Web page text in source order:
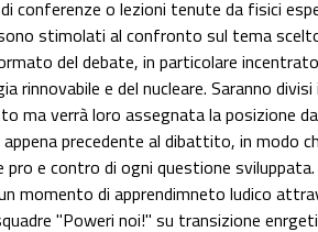
conferenze o lezioni tenute da fisici
stimolati al confronto sul tema
del debate, in particolare
rinnovabile e del nucleare. Saranno divisi
ma verrà loro assegnata la posizione
precedente al dibattito, in modo
e contro di ogni questione
momento di apprendimneto ludico
"Poweri noi!" su transizione